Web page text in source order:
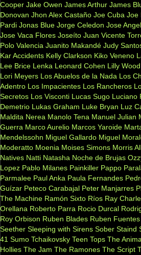
Cooper Jake Owen James Arthur James
Donovan Jhon Alex Castaño Joe Cuba Joe
Pardi Jonas Blue Jorge Celedon Jose
Jose Vaca Flores Joseíto Juan Vicente
Polo Valencia Juanito Makandé Judy
Kar Accidents Kelly Clarkson Kiko Veneno
Lee Brice Lenka Leonard Cohen Lilly
Lori Meyers Los Abuelos de la Nada Los
Adentro Los Impacientes Los Rancheros
Secretos Los Visconti Lucas Sugo Luciano
Demetrio Lukas Graham Luke Bryan Luz
Maldita Nerea Manolo Tena Manuel Julian
Guerra Marco Aurelio Marcos Yaroide
Mendelssohn Miguel Gallardo Miguel
Moderatto Moenia Moises Simons Morris
Natives Natti Natasha Noche de Brujas
Lopez Pablo Milanes Painkiller Pappo
Parmalee Paul Anka Paula Fernandes
Guízar Peteco Carabajal Peter Manjarres
The Machine Ramón Sixto Ríos Ray
Orellana Roberto Parra Rocio Durcal
Roy Orbison Ruben Blades Ruben Fuentes
Seether Sleeping with Sirens Sober Staind
41 Sumo Tchaikovsky Teen Tops The
Hollies The Jam The Ramones The Script